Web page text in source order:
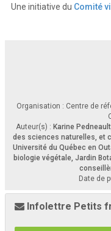
Une initiative du Comité
Organisation : Centre de
Auteur(s) : Karine
des sciences naturelles, et
Université du Québec en
biologie végétale, Jardin
Date de
Infolettre Petits